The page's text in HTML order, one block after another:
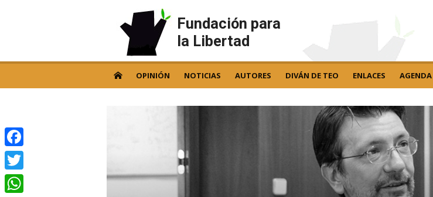
Fundación para
la Libertad
OPINIÓN NOTICIAS AUTORES DIVÁN DE TEO ENLACES AGENDA
Facebook
Twitter